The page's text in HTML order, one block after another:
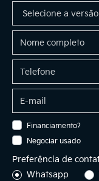
Financiamento?
Negociar usado
Preferência de
Whatsapp